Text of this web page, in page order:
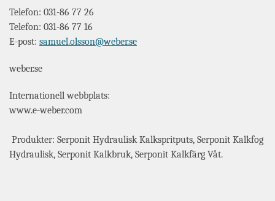
Telefon: 031-86 77 26
Telefon: 031-86 77 16
E-post: samuel.olsson@weber.se
weber.se
Internationell webbplats:
www.e-weber.com
Produkter: Serponit Hydraulisk Kalkspritputs, Serponit Kalkfog
Hydraulisk, Serponit Kalkbruk, Serponit Kalkfärg Våt.